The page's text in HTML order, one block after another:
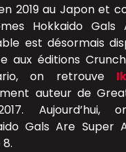
2019 au Japon et
Hokkaido Gals
est désormais
aux éditions
on retrouve
auteur de
Aujourd’hui,
Gals Are Super